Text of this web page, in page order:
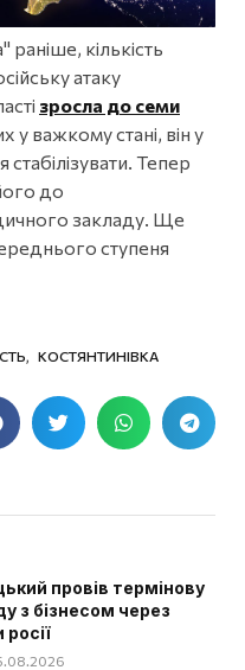
кількість
атаку
зросла до семи
у важкому стані, він у
стабілізувати. Тепер
до
закладу. Ще
ступеня
КОСТЯНТИНІВКА
провів термінову
з бізнесом через